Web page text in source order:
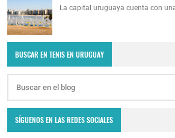
La capital uruguaya cuenta con
BUSCAR EN TENIS EN URUGUAY
SÍGUENOS EN LAS REDES SOCIALES